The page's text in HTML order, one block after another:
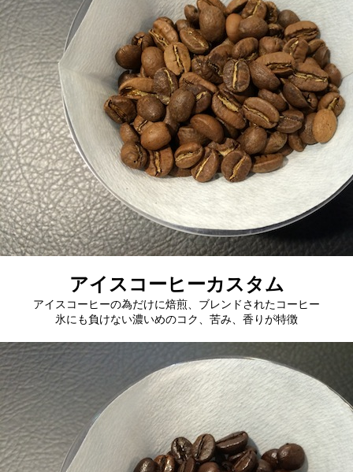
アイスコーヒーカスタム
アイスコーヒーの為だけに焙煎、ブレンドされたコーヒー
氷にも負けない濃いめのコク、苦み、香りが特徴